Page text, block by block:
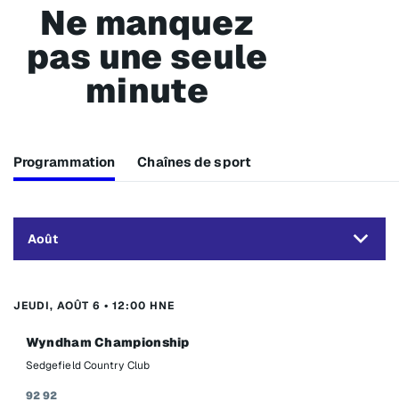
Ne manquez
pas une seule
minute
Programmation Chaînes de sport
Août
JEUDI, AOÛT 6 • 12:00 HNE
Wyndham Championship
Sedgefield Country Club
9292